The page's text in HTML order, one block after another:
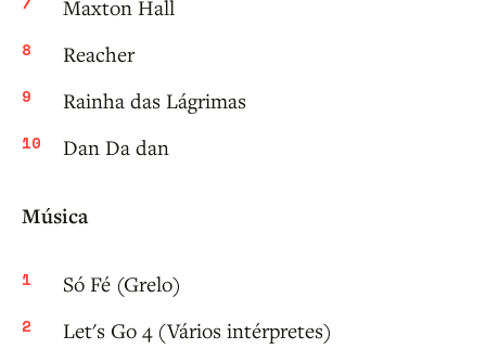
Maxton Hall
Reacher
Rainha das Lágrimas
Dan Da dan
Música
Só Fé (Grelo)
Let's Go 4 (Vários intérpretes)